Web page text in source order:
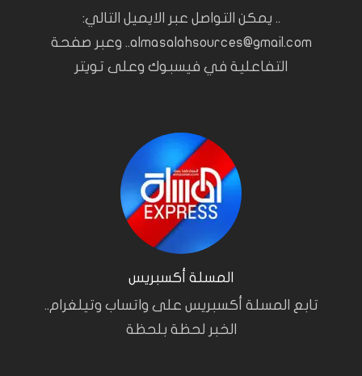
.. يمكن التواصل عبر الايميل التالي:
almasalahsources@gmail.com.. وعبر صفحة
التفاعلية في فيسبوك وعلى تويتر
المسلة أكسبريس
تابع المسلة أكسبريس على واتساب وتيلغرام..
الخبر لحظة بلحظة